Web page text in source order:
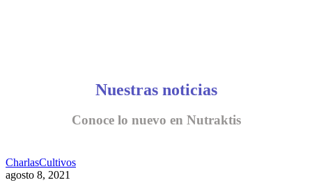
Nuestras noticias
Conoce lo nuevo en Nutraktis
CharlasCultivos
agosto 8, 2021